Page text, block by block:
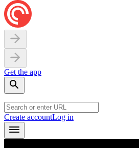
Get the app
Create accountLog in